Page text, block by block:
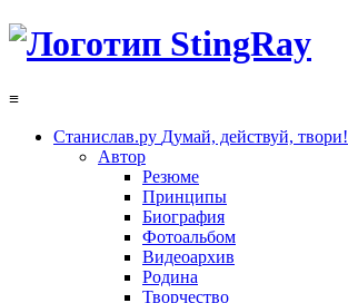
≡
Станислав.ру Думай, действуй, твори!
Автор
Резюме
Принципы
Биография
Фотоальбом
Видеоархив
Родина
Творчество